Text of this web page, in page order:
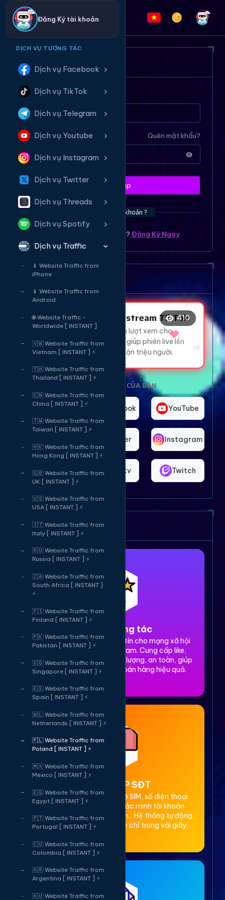
Đăng Ký tài khoản
DỊCH VỤ TƯƠNG TÁC
Dịch vụ Facebook
Dịch vụ TikTok
Dịch vụ Telegram
Dịch vụ Youtube
Dịch vụ Instagram
Dịch vụ Twitter
Dịch vụ Threads
Dịch vụ Spotify
Dịch vụ Traffic
📱 Website Traffic from
iPhone
📱 Website Traffic from
Android
🌐 Website Traffic -
Worldwide [ INSTANT ]
🇻🇳 Website Traffic from
Vietnam [ INSTANT ] ⚡
🇹🇭 Website Traffic from
Thailand [ INSTANT ] ⚡
🇨🇳 Website Traffic from
China [ INSTANT ] ⚡
🇹🇼 Website Traffic from
Taiwan [ INSTANT ] ⚡
🇭🇰 Website Traffic from
Hong Kong [ INSTANT ] ⚡
🇬🇧 Website Traffic from
UK [ INSTANT ] ⚡
🇺🇸 Website Traffic from
USA [ INSTANT ] ⚡
🇮🇹 Website Traffic from
Italy [ INSTANT ] ⚡
🇷🇺 Website Traffic from
Russia [ INSTANT ] ⚡
🇿🇦 Website Traffic from
South Africa [ INSTANT ]
⚡
🇫🇮 Website Traffic from
Finland [ INSTANT ] ⚡
🇵🇰 Website Traffic from
Pakistan [ INSTANT ] ⚡
🇸🇬 Website Traffic from
Singapore [ INSTANT ] ⚡
🇪🇸 Website Traffic from
Spain [ INSTANT ] ⚡
🇳🇱 Website Traffic from
Netherlands [ INSTANT ] ⚡
🇵🇱 Website Traffic from
Poland [ INSTANT ] ⚡
🇲🇽 Website Traffic from
Mexico [ INSTANT ] ⚡
🇪🇬 Website Traffic from
Egypt [ INSTANT ] ⚡
🇵🇹 Website Traffic from
Portugal [ INSTANT ] ⚡
🇨🇴 Website Traffic from
Colombia [ INSTANT ] ⚡
🇦🇷 Website Traffic from
Argentina [ INSTANT ] ⚡
🇦🇺 Website Traffic from
ĐĂNG NHẬP HỆ THỐNG
Tên tài khoản
Quên mật khẩu?
Mật khẩu
Đăng nhập
Bạn chưa có tài khoản ?
Bạn chưa có tài khoản ? ? Đăng Ký Ngay
Dịch vụ tăng mắt Livetream
Tăng Mắt Livestream TikTok
Thu hút hàng ngàn lượt xem cho
livestream TikTok, giúp phiên live lên
xu hướng và tiếp cận triệu người.
410
😍
CHỌN NỀN TẢNG CỦA BẠN
TikTok Facebook YouTube
Twitter Instagram
Shopee Bigo.tv Twitch
Dịch vụ của chúng tôi
1. Tăng tương tác
Dịch vụ tăng tương tác uy tín cho mạng xã hội
Facebook, TikTok, Instagram. Cung cấp like,
share, comment, view chất lượng, an toàn, giúp
xây dựng thương hiệu và bán hàng hiệu quả.
2. Thuê OTP SĐT
Cung cấp dịch vụ cho thuê SIM, số điện thoại
(SĐT) để nhận mã OTP xác minh tài khoản
Facebook, Google, Telegram... Hệ thống tự động,
bảo mật, giá rẻ, nhận code chỉ trong vài giây.